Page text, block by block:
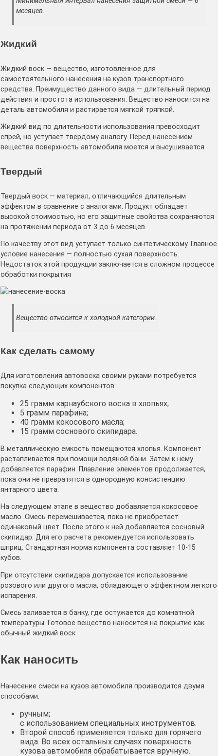
месяцев.
Жидкий
Жидкий воск — вещество, изготовленное для
самостоятельного нанесения на кузов транспортного
средства. Преимущество данного вида — длительный период
действия и простота использования. Вещество наносится на
деталь автомобиля и растирается мягкой тряпкой.
Жидкий вид по длительности использования превосходит
спрей, но уступает твердому аналогу. Перед нанесением
вещества поверхность автомобиля моется и высушивается.
Твердый
Твердый воск — материал, отличающийся длительным
эффектом в сравнение с аналогами. Продукт обладает
высокой стоимостью, но его защитные свойства сохраняются
на протяжении периода от 3 до 6 месяцев.
По качеству этот вид уступает только синтетическому. Главное
условие нанесения — полностью сухая поверхность.
Недостаток этой продукции заключается в сложном процессе
обработки покрытия
Вещество относится к холодной категории.
Как сделать самому
Для изготовления автовоска своими руками потребуется
покупка следующих компонентов:
25 грамм карнаубского воска в хлопьях;
5 грамм парафина;
40 грамм кокосового масла;
15 грамм соснового скипидара.
В металлическую емкость помещаются хлопья. Компонент
растапливается при помощи водяной бани. Затем к нему
добавляется парафин. Плавление элементов продолжается,
пока они не превратятся в однородную консистенцию
янтарного цвета.
На следующем этапе в вещество добавляется кокосовое
масло. Смесь перемешивается, пока не приобретает
одинаковый цвет. После этого к ней добавляется сосновый
скипидар. Для его расчета рекомендуется использовать
шприц. Стандартная норма компонента составляет 10-15
кубов.
При отсутствии скипидара допускается использование
розового или другого масла, обладающего эффектном легкого
испарения.
Смесь заливается в банку, где остужается до комнатной
температуры. Готовое вещество наносится на покрытие как
обычный жидкий воск.
Как наносить
Нанесение смеси на кузов автомобиля производится двумя
способами:
ручным;
с использованием специальных инструментов.
Второй способ применяется только для горячего
вида. Во всех остальных случаях поверхность
кузова автомобиля обрабатывается вручную.